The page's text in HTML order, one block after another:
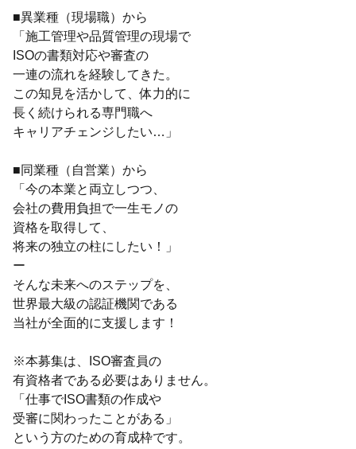
■異業種（現場職）から
「施工管理や品質管理の現場で
ISOの書類対応や審査の
一連の流れを経験してきた。
この知見を活かして、体力的に
長く続けられる専門職へ
キャリアチェンジしたい…」
■同業種（自営業）から
「今の本業と両立しつつ、
会社の費用負担で一生モノの
資格を取得して、
将来の独立の柱にしたい！」
ー
そんな未来へのステップを、
世界最大級の認証機関である
当社が全面的に支援します！
※本募集は、ISO審査員の
有資格者である必要はありません。
「仕事でISO書類の作成や
受審に関わったことがある」
という方のための育成枠です。